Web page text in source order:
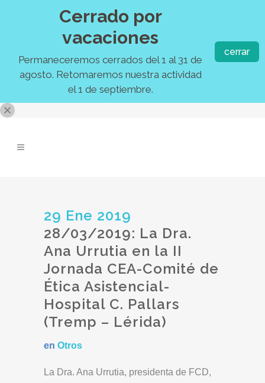
29 Ene 2019
28/03/2019: La Dra.
Ana Urrutia en la II
Jornada CEA-Comité de
Ética Asistencial-
Hospital C. Pallars
(Tremp – Lérida)
en Otros
La Dra. Ana Urrutia, presidenta de FCD,
Cerrado por
vacaciones
Permaneceremos cerrados del 1 al 31 de
agosto. Retomaremos nuestra actividad
el 1 de septiembre.
cerrar